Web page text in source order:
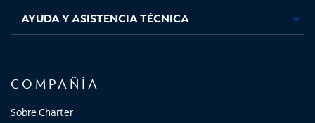
AYUDA Y ASISTENCIA TÉCNICA
COMPAÑÍA
Sobre Charter